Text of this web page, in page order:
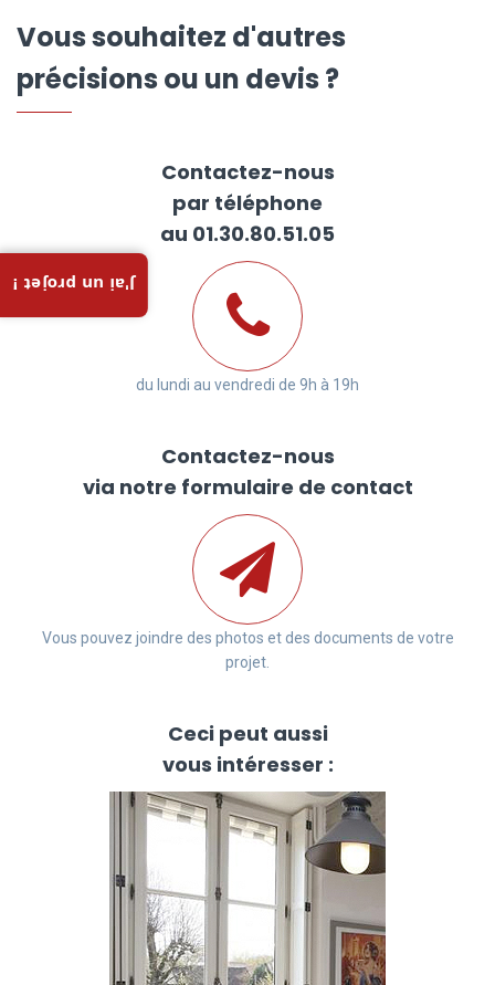
J'ai un projet !
Vous souhaitez d'autres
précisions ou un devis ?
Contactez-nous
par téléphone
au 01.30.80.51.05
du lundi au vendredi de 9h à 19h
Contactez-nous
via notre formulaire de contact
Vous pouvez joindre des photos et des documents de votre
projet.
Ceci peut aussi
vous intéresser :